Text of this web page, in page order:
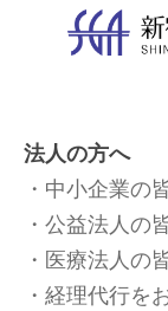
法人の方へ
中小企業の
公益法人の
医療法人の
経理代行を